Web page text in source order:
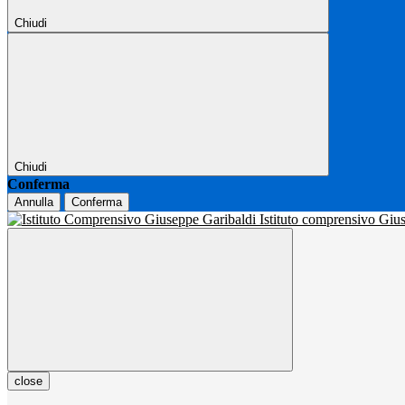
Chiudi
Chiudi
Conferma
Annulla Conferma
Istituto comprensivo
close